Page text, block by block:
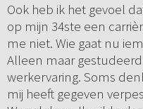
Ook heb ik het gevoel
op mijn 34ste een
me niet. Wie gaat nu
Alleen maar
werkervaring. Soms
mij heeft gegeven